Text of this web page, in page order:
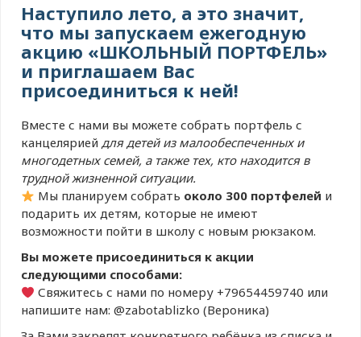
Наступило лето, а это значит,
что мы запускаем ежегодную
акцию «ШКОЛЬНЫЙ ПОРТФЕЛЬ»
и приглашаем Вас
присоединиться к ней!
Вместе с нами вы можете собрать портфель с
канцелярией для детей из малообеспеченных и
многодетных семей, а также тех, кто находится в
трудной жизненной ситуации.
Мы планируем собрать около 300 портфелей и
подарить их детям, которые не имеют
возможности пойти в школу с новым рюкзаком.
Вы можете присоединиться к акции
следующими способами:
Свяжитесь с нами по номеру +79654459740 или
напишите нам: @zabotablizko (Вероника)